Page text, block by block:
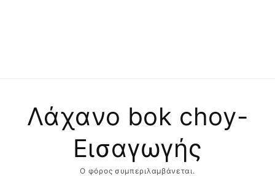
Λάχανο bok choy-
Εισαγωγής
Ο φόρος συμπεριλαμβάνεται.